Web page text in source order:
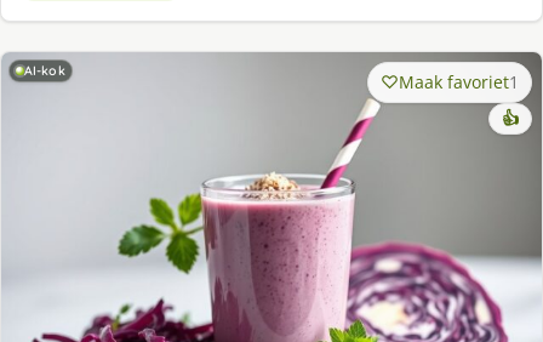
AI-kok Maak favoriet1
👍